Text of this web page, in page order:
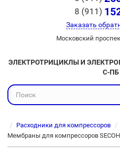
8 (911)
Заказать
Московский
ЭЛЕКТРОТРИЦИКЛЫ И
С-ПБ
Расходники для компрессоров
Мембраны для компрессоров SECOH